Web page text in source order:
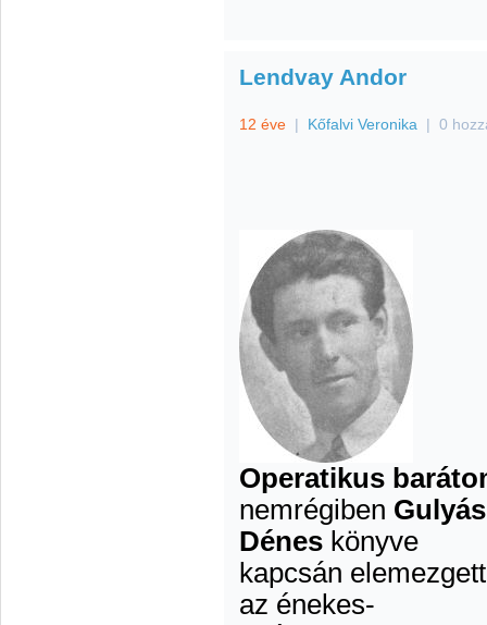
Lendvay Andor
12 éve | Kőfalvi Veronika | 0
Operatikus
nemrégiben Gulyás
Dénes könyve
kapcsán
az énekes-